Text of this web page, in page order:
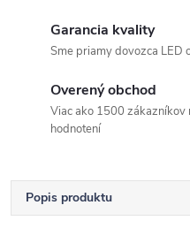
Garancia kvality
Sme priamy dovozca LED
Overený obchod
Viac ako 1500 zákazníkov
hodnotení
Popis produktu